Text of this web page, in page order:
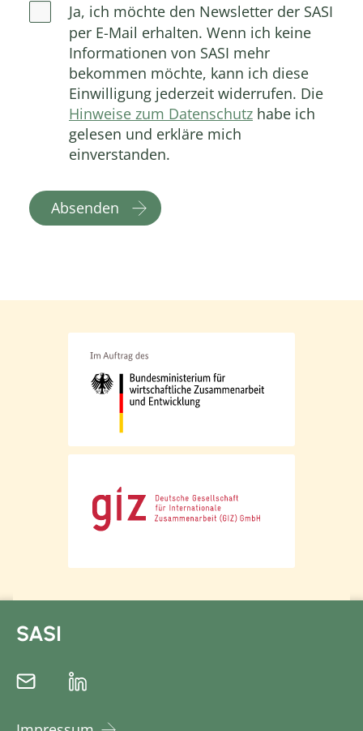
Ja, ich möchte den Newsletter der SASI
per E-Mail erhalten. Wenn ich keine
Informationen von SASI mehr
bekommen möchte, kann ich diese
Einwilligung jederzeit widerrufen. Die
Hinweise zum Datenschutz habe ich
gelesen und erkläre mich
einverstanden.
Absenden
SASI